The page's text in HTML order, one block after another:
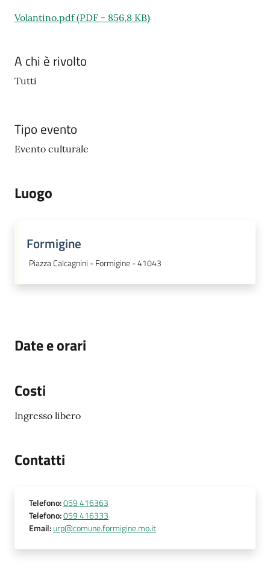
Volantino.pdf(PDF - 856,8 KB)
A chi è rivolto
Tutti
Tipo evento
Evento culturale
Luogo
Formigine
Piazza Calcagnini - Formigine - 41043
Date e orari
Costi
Ingresso libero
Contatti
Telefono:059 416363
Telefono:059 416333
Email:urp@comune.formigine.mo.it